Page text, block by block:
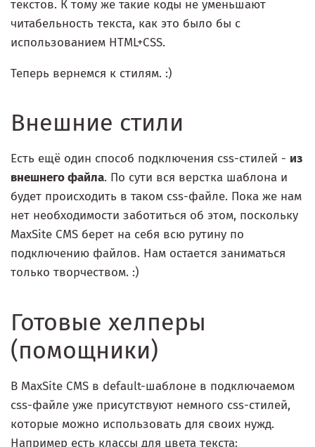
текстов. К тому же такие коды не уменьшают
читабельность текста, как это было бы с
использованием HTML+CSS.
Теперь вернемся к стилям. :)
Внешние стили
Есть ещё один способ подключения css-стилей - из
внешнего файла. По сути вся верстка шаблона и
будет происходить в таком css-файле. Пока же нам
нет необходимости заботиться об этом, поскольку
MaxSite CMS берет на себя всю рутину по
подключению файлов. Нам остается заниматься
только творчеством. :)
Готовые хелперы
(помощники)
В MaxSite CMS в default-шаблоне в подключаемом
css-файле уже присутствуют немного css-стилей,
которые можно использовать для своих нужд.
Например есть классы для цвета текста: